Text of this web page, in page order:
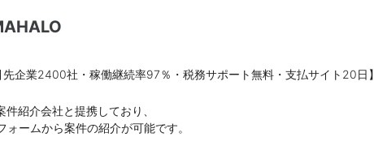
先企業2400社・稼働継続率97％・税務サポート無料・支払サイト20日】
紹介会社と提携しており、
ームから案件の紹介が可能です。